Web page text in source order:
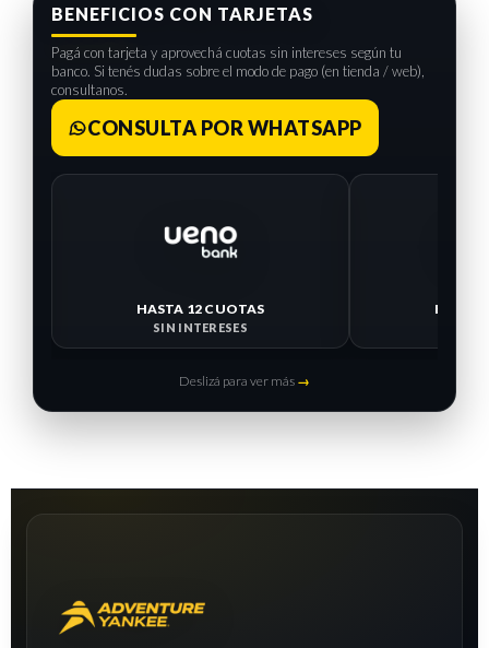
BENEFICIOS CON TARJETAS
Pagá con tarjeta y aprovechá cuotas sin intereses según tu
banco. Si tenés dudas sobre el modo de pago (en tienda / web),
consultanos.
CONSULTA POR WHATSAPP
HASTA 12 CUOTAS
SIN INTERESES
HASTA
Deslizá para ver más →